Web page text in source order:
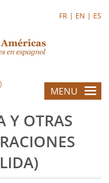
FR | EN | ES
MENU
Y OTRAS